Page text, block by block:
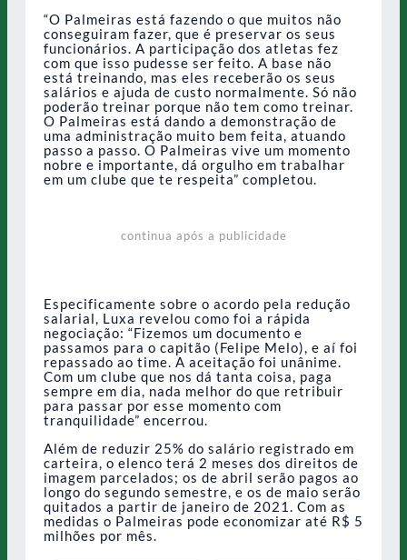
“O Palmeiras está fazendo o que muitos não
conseguiram fazer, que é preservar os seus
funcionários. A participação dos atletas fez
com que isso pudesse ser feito. A base não
está treinando, mas eles receberão os seus
salários e ajuda de custo normalmente. Só não
poderão treinar porque não tem como treinar.
O Palmeiras está dando a demonstração de
uma administração muito bem feita, atuando
passo a passo. O Palmeiras vive um momento
nobre e importante, dá orgulho em trabalhar
em um clube que te respeita” completou.
continua após a publicidade
Especificamente sobre o acordo pela redução
salarial, Luxa revelou como foi a rápida
negociação: “Fizemos um documento e
passamos para o capitão (Felipe Melo), e aí foi
repassado ao time. A aceitação foi unânime.
Com um clube que nos dá tanta coisa, paga
sempre em dia, nada melhor do que retribuir
para passar por esse momento com
tranquilidade” encerrou.
Além de reduzir 25% do salário registrado em
carteira, o elenco terá 2 meses dos direitos de
imagem parcelados; os de abril serão pagos ao
longo do segundo semestre, e os de maio serão
quitados a partir de janeiro de 2021. Com as
medidas o Palmeiras pode economizar até R$ 5
milhões por mês.